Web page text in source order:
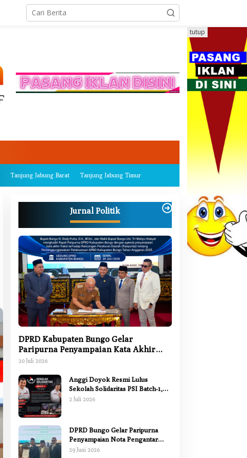
Tanjung Jabung Barat Tanjung Jabung Timur
tutup
Jurnal Politik
DPRD Kabupaten Bungo Gelar
Paripurna Penyampaian Kata Akhir
Fraksi terhadap Ranperda
20 Juli 2026
Anggi Doyok Resmi Lulus
Sekolah Solidaritas PSI Batch-1,
Siap Perkuat Kiprah Politik dari
2 Juli 2026
DPRD Bungo Gelar Paripurna
Penyampaian Nota Pengantar
Pertanggungjawaban Pelaksanaan
29 Juni 2026